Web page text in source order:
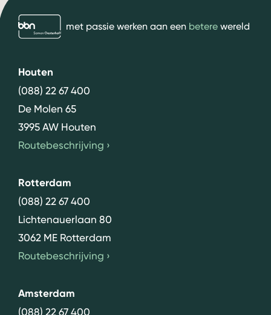
bbn adviseursmet passie werken aan een beterewereld
Houten
(088) 22 67 400
De Molen 65
3995 AW Houten
Routebeschrijving ›
Rotterdam
(088) 22 67 400
Lichtenauerlaan 80
3062 ME Rotterdam
Routebeschrijving ›
Amsterdam
(088) 22 67 400